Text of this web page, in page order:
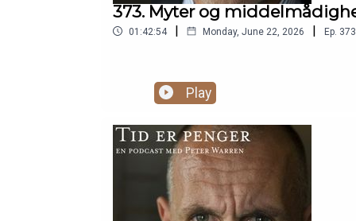
373. Myter og
01:42:54 | Monday, June 22, 2026 | Ep. 373
Play